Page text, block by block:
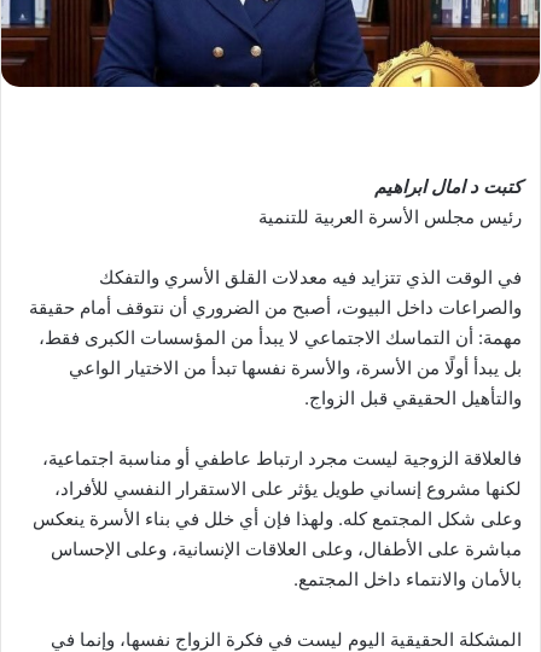
كتبت د امال ابراهيم
رئيس مجلس الأسرة العربية للتنمية
في الوقت الذي تتزايد فيه معدلات القلق الأسري والتفكك
والصراعات داخل البيوت، أصبح من الضروري أن نتوقف أمام حقيقة
مهمة: أن التماسك الاجتماعي لا يبدأ من المؤسسات الكبرى فقط،
بل يبدأ أولًا من الأسرة، والأسرة نفسها تبدأ من الاختيار الواعي
والتأهيل الحقيقي قبل الزواج.
فالعلاقة الزوجية ليست مجرد ارتباط عاطفي أو مناسبة اجتماعية،
لكنها مشروع إنساني طويل يؤثر على الاستقرار النفسي للأفراد،
وعلى شكل المجتمع كله. ولهذا فإن أي خلل في بناء الأسرة ينعكس
مباشرة على الأطفال، وعلى العلاقات الإنسانية، وعلى الإحساس
بالأمان والانتماء داخل المجتمع.
المشكلة الحقيقية اليوم ليست في فكرة الزواج نفسها، وإنما في